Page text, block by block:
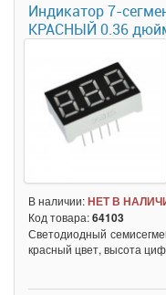
Индикатор 7-
КРАСНЫЙ 0.36
В наличии:НЕТ В
Код товара:64103
Светодиодный
красный цвет, высота